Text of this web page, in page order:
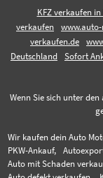
KFZ verkaufen
verkaufen
verkaufen.de
Deutschland
Sofort
Wenn Sie sich unter
Wir kaufen dein Auto
PKW-Ankauf,
Auto mit Schaden